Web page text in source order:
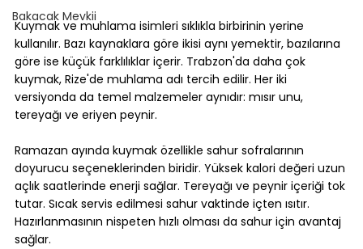
Bakacak Mevkii
Kuymak ve muhlama isimleri sıklıkla birbirinin yerine
kullanılır. Bazı kaynaklara göre ikisi aynı yemektir, bazılarına
göre ise küçük farklılıklar içerir. Trabzon'da daha çok
kuymak, Rize'de muhlama adı tercih edilir. Her iki
versiyonda da temel malzemeler aynıdır: mısır unu,
tereyağı ve eriyen peynir.
Ramazan ayında kuymak özellikle sahur sofralarının
doyurucu seçeneklerinden biridir. Yüksek kalori değeri uzun
açlık saatlerinde enerji sağlar. Tereyağı ve peynir içeriği tok
tutar. Sıcak servis edilmesi sahur vaktinde içten ısıtır.
Hazırlanmasının nispeten hızlı olması da sahur için avantaj
sağlar.